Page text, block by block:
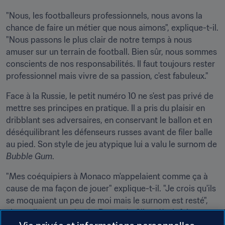
"Nous, les footballeurs professionnels, nous avons la
chance de faire un métier que nous aimons", explique-t-il.
"Nous passons le plus clair de notre temps à nous
amuser sur un terrain de football. Bien sûr, nous sommes
conscients de nos responsabilités. Il faut toujours rester
professionnel mais vivre de sa passion, c'est fabuleux."
Face à la Russie, le petit numéro 10 ne s'est pas privé de
mettre ses principes en pratique. Il a pris du plaisir en
dribblant ses adversaires, en conservant le ballon et en
déséquilibrant les défenseurs russes avant de filer balle
au pied. Son style de jeu atypique lui a valu le surnom de
Bubble Gum.
"Mes coéquipiers à Monaco m'appelaient comme ça à
cause de ma façon de jouer" explique-t-il. "Je crois qu'ils
se moquaient un peu de moi mais le surnom est resté",
ajoute-il avec modestie. Bernardo Silva s'était fait un